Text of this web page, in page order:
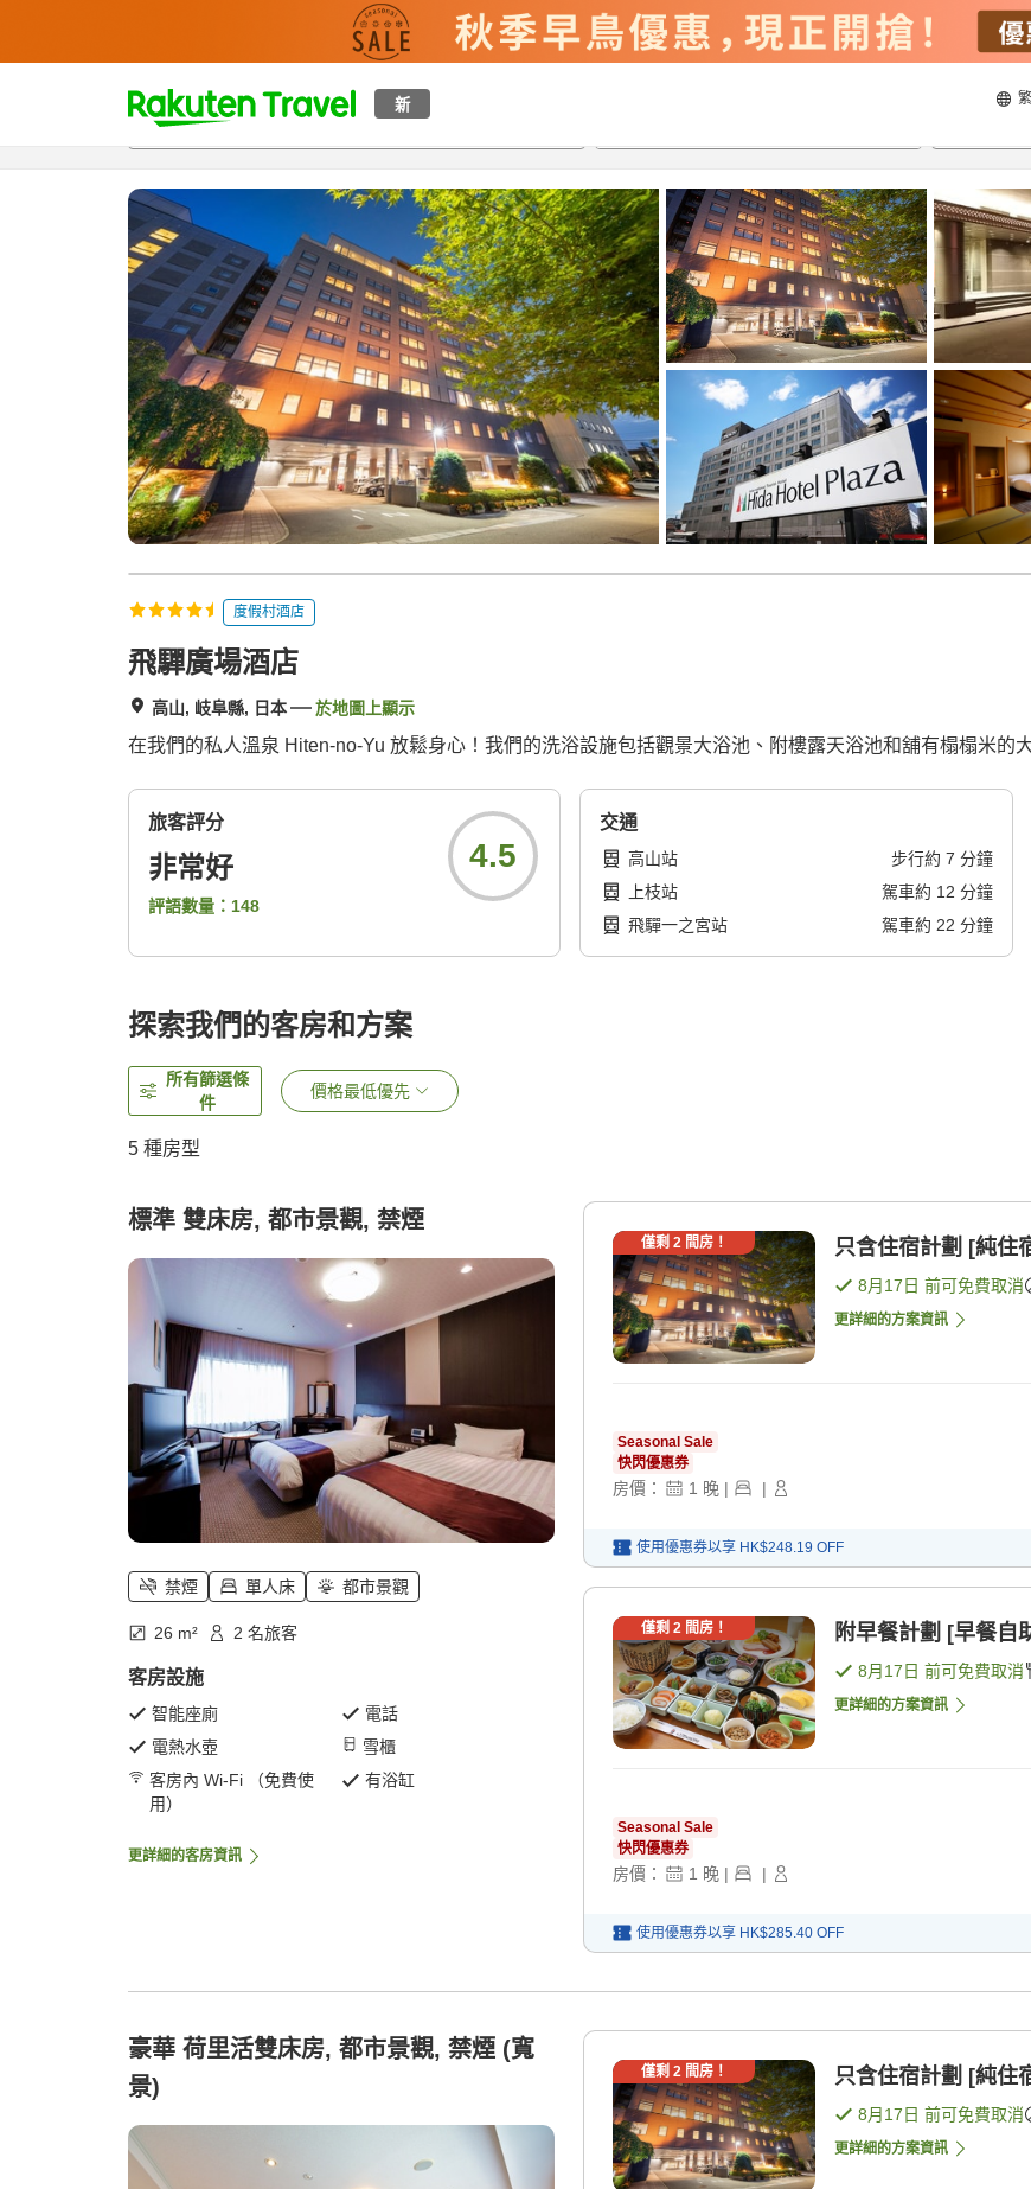
新
t
p
a
g
e
_
s
a
r
c
h
概覽房間及住宿方案 評價特色設施
度假村酒店
飛驒廣場酒店
高山, 岐阜縣, 日本 於地圖上顯示
在我們的私人溫泉 Hiten-no-Yu 放鬆身心！我們的洗浴設施包括觀景大浴池、附樓露天浴池和舖有榻榻米的
旅客評分
非常好
評語數量： 148
4.5
交通
高山站 步行約 7 分鐘
上枝站
駕車約 12 分鐘
飛驒一之宮站
駕車約 22 分鐘
探索我們的客房和方案
所有篩選條
件
價格最低優先
5 種房型
標準 雙床房, 都市景觀, 禁煙
禁煙 單人床 都市景觀
26 m² 2 名旅客
客房設施
智能座廁
電話
電熱水壺
雪櫃
客房內 Wi-Fi （免費使
用）
有浴缸
更詳細的客房資訊
僅剩 2間房！ 只含住宿計劃 [純住
8月17日 前可免費取消
更詳細的方案資訊
Seasonal Sale
快閃優惠券
房價： 1 晚 | |
使用優惠券以享 HK$248.19 OFF
僅剩 2間房！ 附早餐計劃 [早餐自
8月17日 前可免費取消
更詳細的方案資訊
Seasonal Sale
快閃優惠券
房價： 1 晚 | |
使用優惠券以享 HK$285.40 OFF
豪華 荷里活雙床房, 都市景觀, 禁煙 (寬
景)
僅剩 2間房！ 只含住宿計劃 [純住
8月17日 前可免費取消
更詳細的方案資訊